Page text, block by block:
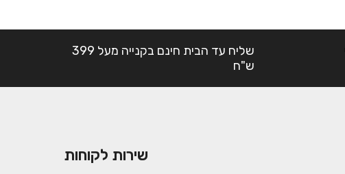
שליח עד הבית חינם בקנייה מעל 399
ש"ח
שירות לקוחות